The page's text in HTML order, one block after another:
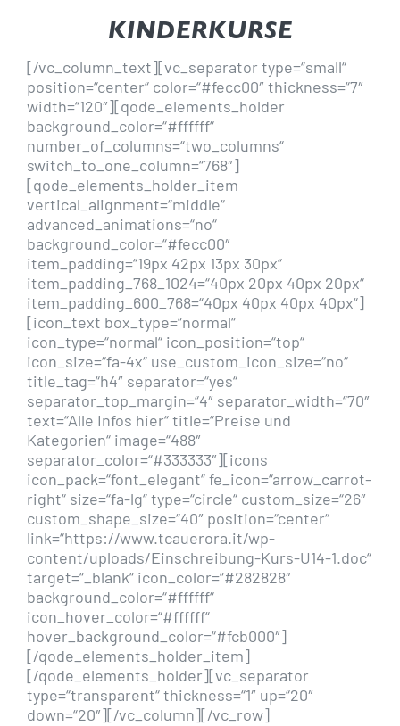
KINDERKURSE
[/vc_column_text][vc_separator type=“small“
position=“center“ color=“#fecc00″ thickness=“7″
width=“120″][qode_elements_holder
background_color=“#ffffff“
number_of_columns=“two_columns“
switch_to_one_column=“768″]
[qode_elements_holder_item
vertical_alignment=“middle“
advanced_animations=“no“
background_color=“#fecc00″
item_padding=“19px 42px 13px 30px“
item_padding_768_1024=“40px 20px 40px 20px“
item_padding_600_768=“40px 40px 40px 40px“]
[icon_text box_type=“normal“
icon_type=“normal“ icon_position=“top“
icon_size=“fa-4x“ use_custom_icon_size=“no“
title_tag=“h4″ separator=“yes“
separator_top_margin=“4″ separator_width=“70″
text=“Alle Infos hier“ title=“Preise und
Kategorien“ image=“488″
separator_color=“#333333″][icons
icon_pack=“font_elegant“ fe_icon=“arrow_carrot-
right“ size=“fa-lg“ type=“circle“ custom_size=“26″
custom_shape_size=“40″ position=“center“
link=“https://www.tcauerora.it/wp-
content/uploads/Einschreibung-Kurs-U14-1.doc“
target=“_blank“ icon_color=“#282828″
background_color=“#ffffff“
icon_hover_color=“#ffffff“
hover_background_color=“#fcb000″]
[/qode_elements_holder_item]
[/qode_elements_holder][vc_separator
type=“transparent“ thickness=“1″ up=“20″
down=“20″][/vc_column][/vc_row]